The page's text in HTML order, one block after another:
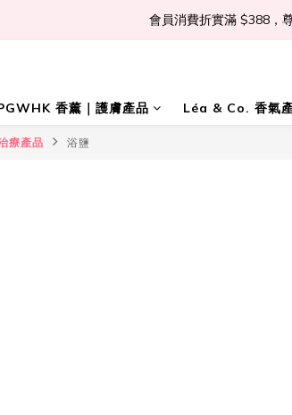
📣Léa & Co. 香
會員消費折實滿 $388，
JOIN US Get $ 30 E-
📣Léa & Co. 香
香薰｜護膚產品 Léa & Co. 香氣
療產品 浴鹽